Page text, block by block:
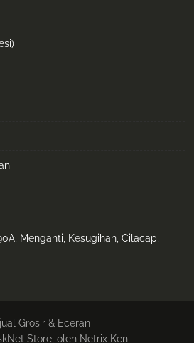
Menganti, Kesugihan, Cilacap,
Grosir & Eceran
Store, oleh Netrix Ken